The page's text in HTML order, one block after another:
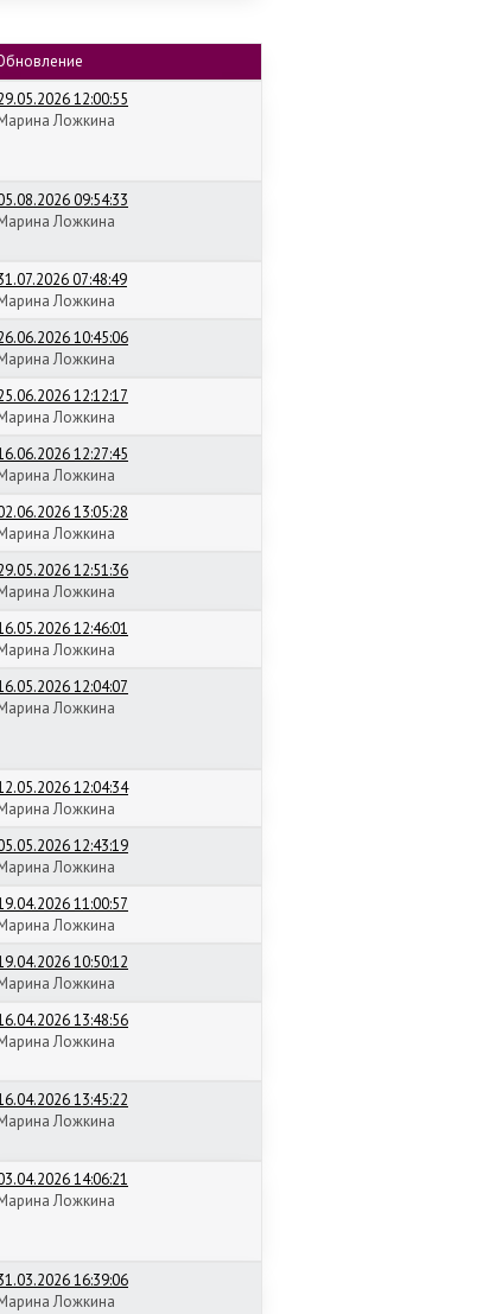
12:00:55
Ложкина
09:54:33
Ложкина
07:48:49
Ложкина
10:45:06
Ложкина
12:12:17
Ложкина
12:27:45
Ложкина
13:05:28
Ложкина
12:51:36
Ложкина
12:46:01
Ложкина
12:04:07
Ложкина
12:04:34
Ложкина
12:43:19
Ложкина
11:00:57
Ложкина
10:50:12
Ложкина
13:48:56
Ложкина
13:45:22
Ложкина
14:06:21
Ложкина
16:39:06
Ложкина